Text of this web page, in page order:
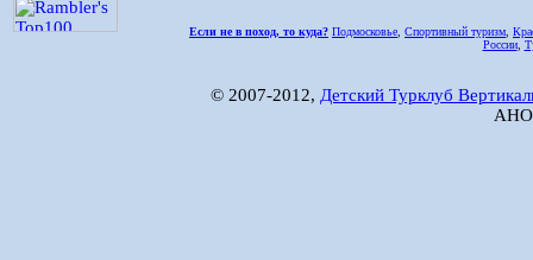
Если не в поход, то куда? Подмосковье Спортивный туризм
России,
© 2007-2012, Детский Турклуб
АНО